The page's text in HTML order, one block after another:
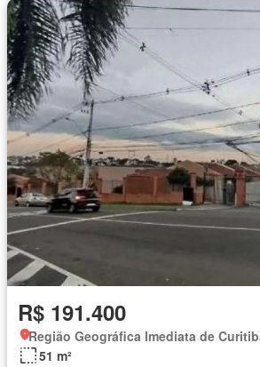
R$ 191.400
51 m²